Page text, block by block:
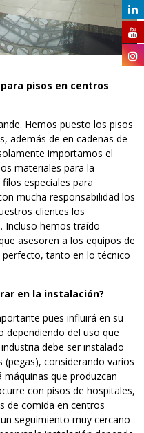
pisos en centros
Hemos puesto los pisos
además de en cadenas de
importamos el
materiales para la
especiales para
mucha responsabilidad los
clientes los
Incluso hemos traído
asesoren a los equipos de
tanto en lo técnico
en la instalación?
pues influirá en su
dependiendo del uso que
debe ser instalado
considerando varios
que produzcan
con pisos de hospitales,
de comida en centros
seguimiento muy cercano